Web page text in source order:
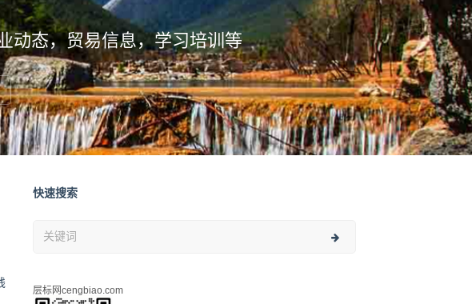
动态，贸易信息，学习培训等
快速搜索
层标网cengbiao.com